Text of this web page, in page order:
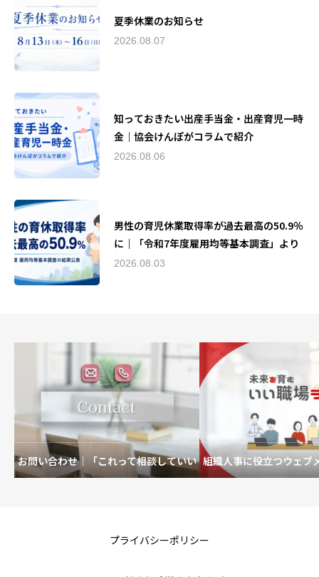
夏季休業のお知らせ
2026.08.07
知っておきたい出産手当金・出産育児一時
金｜協会けんぽがコラムで紹介
2026.08.06
男性の育児休業取得率が過去最高の50.9％
に｜「令和7年度雇用均等基本調査」より
2026.08.03
お問い合わせ｜「これって相談していい 組織人事に役立つウェブ
プライバシーポリシー